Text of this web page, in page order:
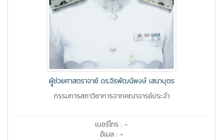
ผูู้ช่วยศาสตราจาย์ ดร.จิรพัฒน์พงษ์ เสนาบุตร
กรรมการสภาวิชาการจากคณาจารย์ประจำ
เบอร์โทร : -
อีเมล : -